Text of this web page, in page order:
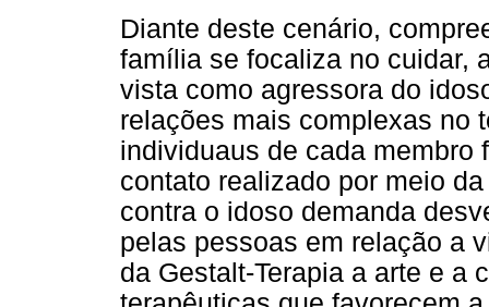
Diante deste cenário,
família se focaliza no cuidar,
vista como agressora do
relações mais complexas no
individuaus de cada membro
contato realizado por meio
contra o idoso demanda
pelas pessoas em relação a
da Gestalt-Terapia a arte e a